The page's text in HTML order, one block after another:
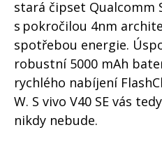
stará čipset Qualcomm
s pokročilou 4nm
spotřebou energie.
robustní 5000 mAh
rychlého nabíjení
W. S vivo V40 SE vás
nikdy nebude.